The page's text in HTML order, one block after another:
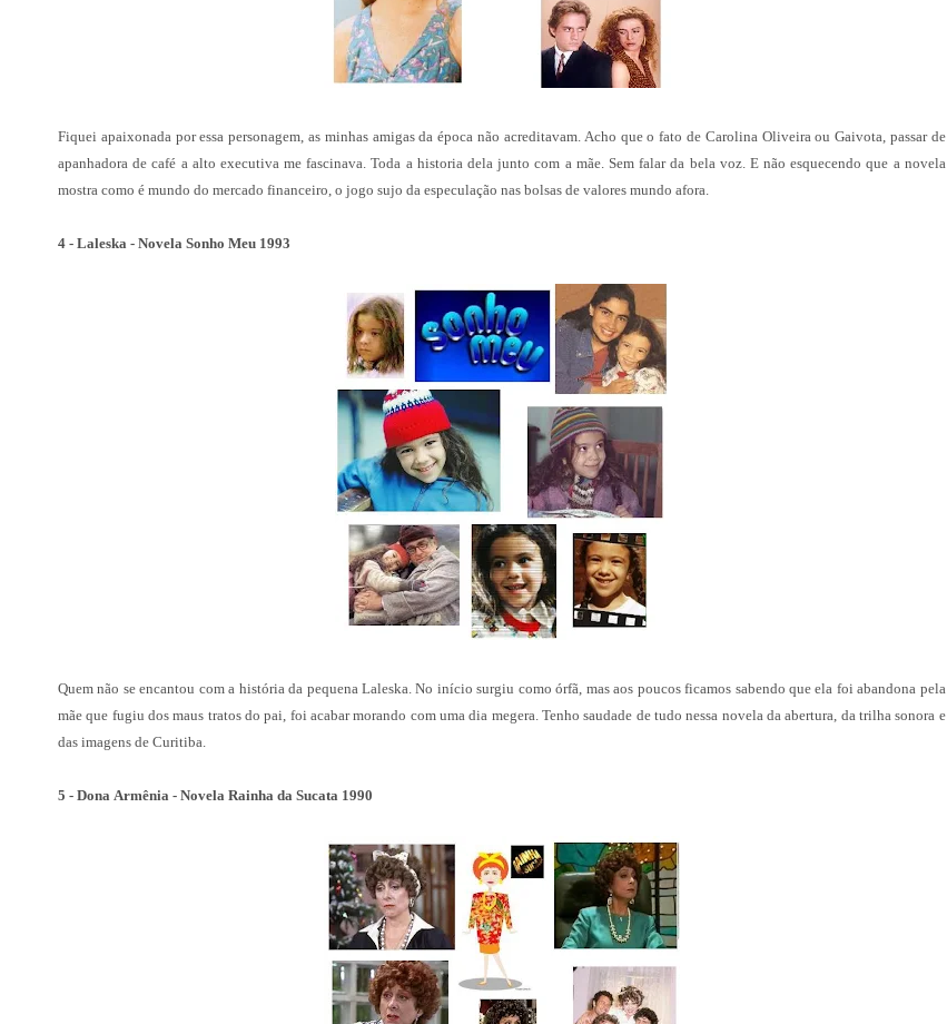
Fiquei apaixonada por essa personagem, as minhas amigas da época não acreditavam. Acho que o fato de Carolina Oliveira ou Gaivota, passar de
apanhadora de café a alto executiva me fascinava. Toda a historia dela junto com a mãe. Sem falar da bela voz. E não esquecendo que a novela
mostra como é mundo do mercado financeiro, o jogo sujo da especulação nas bolsas de valores mundo afora.
4 - Laleska - Novela Sonho Meu 1993
Quem não se encantou com a história da pequena Laleska. No início surgiu como órfã, mas aos poucos ficamos sabendo que ela foi abandona pela
mãe que fugiu dos maus tratos do pai, foi acabar morando com uma dia megera. Tenho saudade de tudo nessa novela da abertura, da trilha sonora e
das imagens de Curitiba.
5 - Dona Armênia - Novela Rainha da Sucata 1990